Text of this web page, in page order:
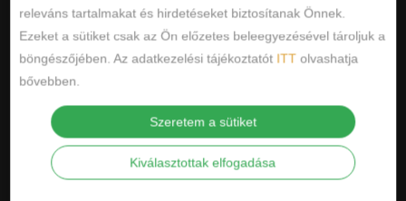
HASZNOS INFORMÁCIÓK
ADATKEZELÉSI TÁJÉKOZTATÓ
releváns tartalmakat és hirdetéseket biztosítanak Önnek.
Ezeket a sütiket csak az Ön előzetes beleegyezésével tároljuk a
böngészőjében. Az adatkezelési tájékoztatót ITT olvashatja
bővebben.
Szeretem a sütiket
Kiválasztottak elfogadása